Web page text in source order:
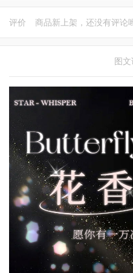
评价 商品新上架，还没有评论
图